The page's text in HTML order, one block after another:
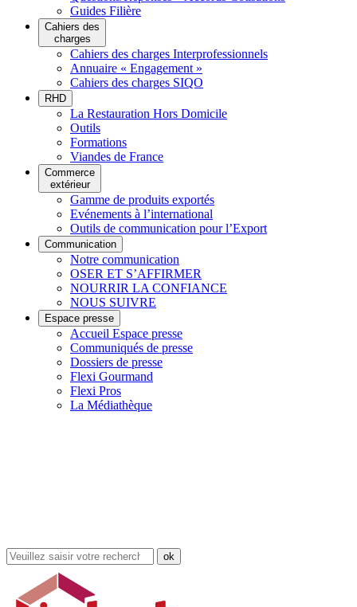
Guides Filière
Cahiers des
charges
Cahiers des charges Interprofessionnels
Annuaire « Engagement »
Cahiers des charges SIQO
RHD
La Restauration Hors Domicile
Outils
Formations
Viandes de France
Commerce
extérieur
Gamme de produits exportés
Evénements à l’international
Outils de communication pour l’Export
Communication
Notre communication
OSER ET S’AFFIRMER
NOURRIR LA CONFIANCE
NOUS SUIVRE
Espace presse
Accueil Espace presse
Communiqués de presse
Dossiers de presse
Flexi Gourmand
Flexi Pros
La Médiathèque
Rechercher
dans
site